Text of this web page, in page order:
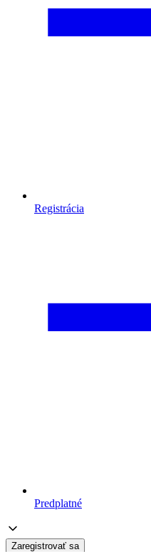
Registrácia
Predplatné
Zaregistrovať sa